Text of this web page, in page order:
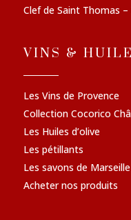
Clef de Saint Thomas
VINS &
Les Vins de Provence
Collection Cocorico
Les Huiles d’olive
Les pétillants
Les savons de Marseille
Acheter nos produits